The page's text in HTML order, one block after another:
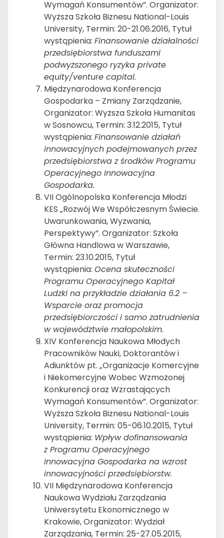
Wymagań Konsumentów”. Organizator:
Wyższa Szkoła Biznesu National-Louis
University, Termin: 20-21.06.2016, Tytuł
wystąpienia: Finansowanie działalności
przedsiębiorstwa funduszami
podwyższonego ryzyka private
equity/venture capital.
Międzynarodowa Konferencja
Gospodarka – Zmiany Zarządzanie,
Organizator: Wyższa Szkoła Humanitas
w Sosnowcu, Termin: 3.12.2015, Tytuł
wystąpienia: Finansowanie działań
innowacyjnych podejmowanych przez
przedsiębiorstwa z środków Programu
Operacyjnego Innowacyjna
Gospodarka.
VII Ogólnopolska Konferencja Młodzi
KES „Rozwój We Współczesnym Świecie.
Uwarunkowania, Wyzwania,
Perspektywy”. Organizator: Szkoła
Główna Handlowa w Warszawie,
Termin: 23.10.2015, Tytuł
wystąpienia: Ocena skuteczności
Programu Operacyjnego Kapitał
Ludzki na przykładzie działania 6.2 –
Wsparcie oraz promocja
przedsiębiorczości i samo zatrudnienia
w województwie małopolskim.
XIV Konferencja Naukowa Młodych
Pracowników Nauki, Doktorantów i
Adiunktów pt. „Organizacje Komercyjne
i Niekomercyjne Wobec Wzmożonej
Konkurencji oraz Wzrastających
Wymagań Konsumentów”. Organizator:
Wyższa Szkoła Biznesu National-Louis
University, Termin: 05-06.10.2015, Tytuł
wystąpienia: Wpływ dofinansowania
z Programu Operacyjnego
Innowacyjna Gospodarka na wzrost
innowacyjności przedsiębiorstw.
VII Międzynarodowa Konferencja
Naukowa Wydziału Zarządzania
Uniwersytetu Ekonomicznego w
Krakowie, Organizator: Wydział
Zarządzania, Termin: 25-27.05.2015,